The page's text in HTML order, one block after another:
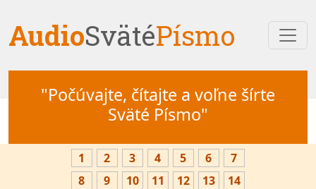
AudioSvätéPísmo
"Počúvajte, čítajte a voľne šírte
Sväté Písmo"
1 2 3 4 5 6
7
8
9 10 11 12 13
14